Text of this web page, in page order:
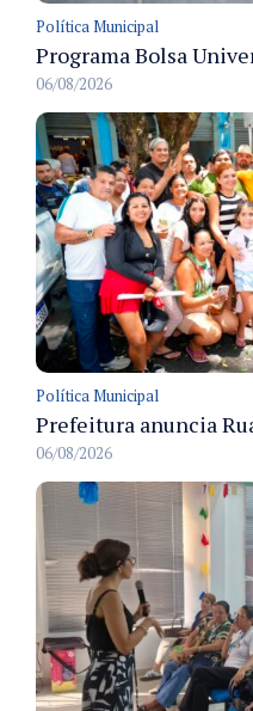
Política Municipal
06/08/2026
Política Municipal
06/08/2026